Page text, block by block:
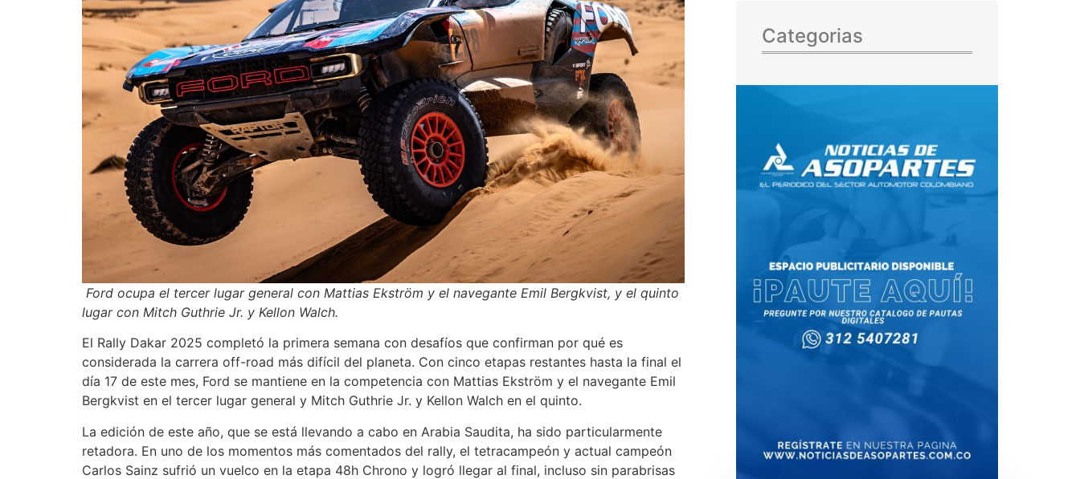
Ford ocupa el tercer lugar general con Mattias Ekström y el navegante Emil Bergkvist, y el quinto
lugar con Mitch Guthrie Jr. y Kellon Walch.
El Rally Dakar 2025 completó la primera semana con desafíos que confirman por qué es
considerada la carrera off-road más difícil del planeta. Con cinco etapas restantes hasta la final el
día 17 de este mes, Ford se mantiene en la competencia con Mattias Ekström y el navegante Emil
Bergkvist en el tercer lugar general y Mitch Guthrie Jr. y Kellon Walch en el quinto.
La edición de este año, que se está llevando a cabo en Arabia Saudita, ha sido particularmente
retadora. En uno de los momentos más comentados del rally, el tetracampeón y actual campeón
Carlos Sainz sufrió un vuelco en la etapa 48h Chrono y logró llegar al final, incluso sin parabrisas
Categorias